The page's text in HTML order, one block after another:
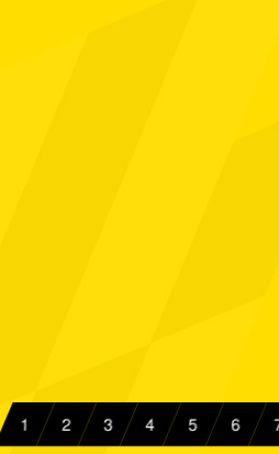
Sa. 18.10.1980
1 2 3 4 5 6